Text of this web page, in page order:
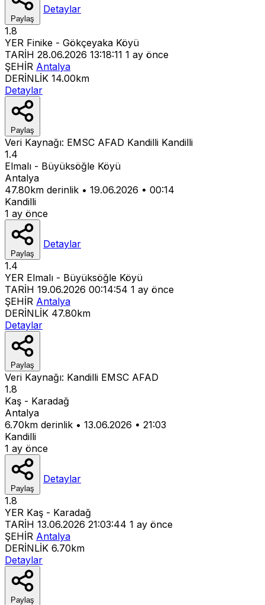
Paylaş
Detaylar
1.8
YER Finike - Gökçeyaka Köyü
TARİH 28.06.2026 13:18:11 1 ay önce
ŞEHİR Antalya
DERİNLİK 14.00km
Detaylar
Paylaş
Veri Kaynağı: EMSC AFAD Kandilli Kandilli
1.4
Elmalı - Büyüksöğle Köyü
Antalya
47.80km derinlik • 19.06.2026 • 00:14
Kandilli
1 ay önce
Paylaş
Detaylar
1.4
YER Elmalı - Büyüksöğle Köyü
TARİH 19.06.2026 00:14:54 1 ay önce
ŞEHİR Antalya
DERİNLİK 47.80km
Detaylar
Paylaş
Veri Kaynağı: Kandilli EMSC AFAD
1.8
Kaş - Karadağ
Antalya
6.70km derinlik • 13.06.2026 • 21:03
Kandilli
1 ay önce
Paylaş
Detaylar
1.8
YER Kaş - Karadağ
TARİH 13.06.2026 21:03:44 1 ay önce
ŞEHİR Antalya
DERİNLİK 6.70km
Detaylar
Paylaş